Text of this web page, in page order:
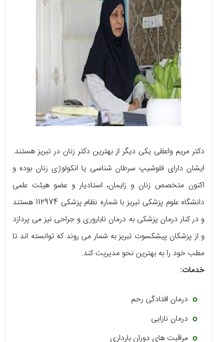
دکتر مریم واعظی یکی دیگر از بهترین دکتر زنان در تبریز هستند.
ایشان دارای فلوشیپ سرطان شناسی یا انکولوژی زنان بوده و
اکنون متخصص زنان و زایمان، استادیار و عضو هیئت علمی
دانشگاه علوم پزشکی تبریز با شماره نظام پزشکی 112974 هستند
و در کنار درمان پزشکی به درمان ناباروری و جراحی نیز می پردازد
و از پزشکان پیشکسوت تبریز به شمار می روند که توانسته اند تا
مطب خود را به بهترین نحو مدیریت کند.
خدمات:
درمان افتادگی رحم
درمان نازایی
مراقبت های دوران بارداری